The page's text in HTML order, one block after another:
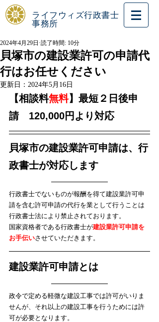
ライフウィズ行政書士
事務所
貝塚市の建設業許可の申請代
行はお任せください
2024年4月29日 読了時間: 10分
更新日： 2024年5月16日
【相談料無料】最短２日後申
請　120,000円より対応
貝塚市の建設業許可申請は、行
政書士が対応します
行政書士でないものが報酬を得て建設業許可申
請を含む許可申請の代行を業として行うことは
行政書士法により禁止されております。
​国家資格者である行政書士が建設業許可申請を
お手伝いさせていただきます。
建設業許可申請とは
政令で定める軽微な建設工事では許可がいりま
せんが、それ以上の建設工事を行うためには許
可が必要となります。